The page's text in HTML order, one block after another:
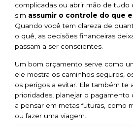
complicadas ou abrir mão de tudo
sim assumir o controle do que
Quando você tem clareza de
o quê, as decisões financeiras
passam a ser conscientes.
Um bom orçamento serve como
ele mostra os caminhos seguros,
os perigos a evitar. Ele também te
prioridades, planejar o pagamento
a pensar em metas futuras, como
ou fazer uma viagem.